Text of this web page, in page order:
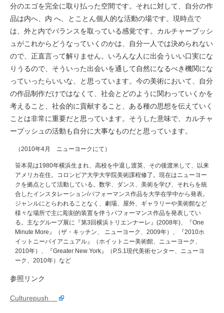
分のエゴを完全に取り払った空間です。それに対して、自分の作
品は内へ、内 へ、とことん個人的な活動の場です。現時点で
は、外と内でバランスを取っている感覚です。カルチャープッシ
ュがこれからどうなっていくのかは、自分一人では決められない
ので、正直言って解りません。いろんな人に出会ういい口実にな
りうるので、そういった出会いを通して自然になるべき機関にな
っていったらいいな、と思っています。今の美術において、自分
の作品制作だけではなくて、社会とどのように関わっていくかを
考えること、社会的に貢献すること、ある種の思想を伝えていく
ことは非常に重要だと思っています。そうした意味で、カルチャ
ープッシュの活動も自分に大事なものだと思っています。
（2010年4月 ニューヨークにて）
笹本晃は1980年横浜生まれ、高校を中退し渡英、その後渡米して、以来
アメリカ在住。コロンビア大学大学院美術課程修了。現在はニューヨー
クを拠点として活動している。数学、ダンス、美術を学び、それらを統
合したインスタレーション/パフォーマンス作品を大学在学中から発表。
ジャンルにとらわれることなく、劇場、屋外、ギャラリーや美術館など
様々な場所で主に彫刻的装置を伴うパフォーマンス作品を発表してい
る。主なグループ展に『第3回横浜トリエンナーレ』(2008年)、『One
Minute More』（ザ・キッチン、 ニューヨーク、2009年）、『2010ホ
イットニーバイアニュアル』（ホイットニー美術館、ニューヨーク、
2010年）、『Greater New York』（P.S.1現代美術センター、ニューヨ
ーク、2010年）など
参照リンク
Culturepush